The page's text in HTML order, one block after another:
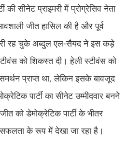
की सीनेट प्राइमरी में प्रोग्रेसिव नेता
जीत हासिल की है और पूर्व
रह चुके अब्दुल एल-सैयद ने इस कड़े
को शिकस्त दी। हेली स्टीवंस को
प्राप्त था, लेकिन इसके बावजूद
पार्टी का सीनेट उम्मीदवार बनने
को डेमोक्रेटिक पार्टी के भीतर
के रूप में देखा जा रहा है।